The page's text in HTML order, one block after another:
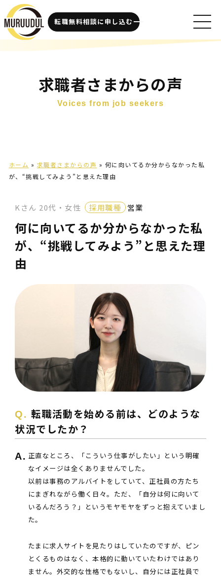
転職無料相談に申し込む
求職者さまからの声
Voices from job seekers
ホーム » 求職者さまからの声 » 何に向いてるか分からなかった私
が、“挑戦してみよう”と思えた理由
Kさん 20代・女性 採用職種 営業
何に向いてるか分からなかった私
が、“挑戦してみよう”と思えた理
由
転職活動を始める前は、どのような
状況でしたか？
正直なところ、「こういう仕事がしたい」という明確
なイメージは全くありませんでした。
以前は事務のアルバイトをしていて、正社員の方たち
にまぎれながら働く日々。ただ、「自分は何に向いて
いるんだろう？」というモヤモヤをずっと抱えていまし
た。
たまに求人サイトを見たりはしていたのですが、ピン
とくるものはなく、本格的に動いていたわけではあり
ません。外交的な性格でもないし、自分には正社員で